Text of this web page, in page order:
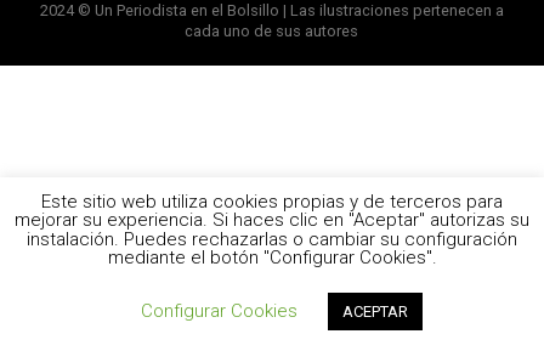
2024 © Un Periodista en el Bolsillo | Las ilustraciones pertenecen a
cada uno de sus autores
Este sitio web utiliza cookies propias y de terceros para
mejorar su experiencia. Si haces clic en "Aceptar" autorizas su
instalación. Puedes rechazarlas o cambiar su configuración
mediante el botón "Configurar Cookies".
Configurar Cookies ACEPTAR